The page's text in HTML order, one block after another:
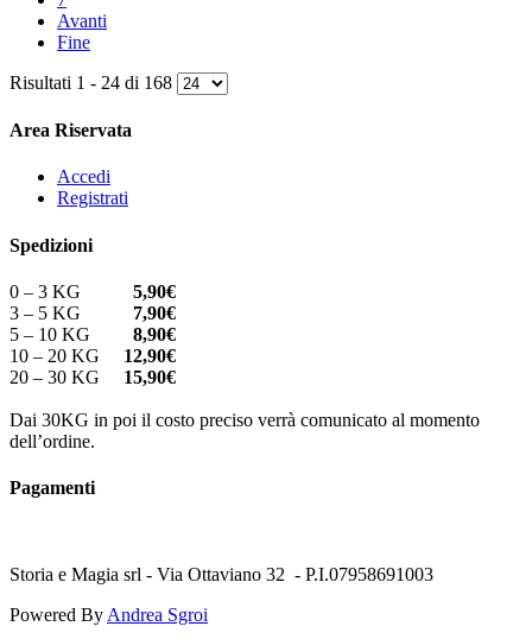
Avanti
Fine
Risultati 1 - 24 di 168
Area Riservata
Accedi
Registrati
Spedizioni
0 – 3 KG 5,90€
3 – 5 KG 7,90€
5 – 10 KG 8,90€
10 – 20 KG 12,90€
20 – 30 KG 15,90€
Dai 30KG in poi il costo preciso verrà comunicato al momento
dell’ordine.
Pagamenti
Storia e Magia srl - Via Ottaviano 32 - P.I.07958691003
Powered ByAndrea Sgroi